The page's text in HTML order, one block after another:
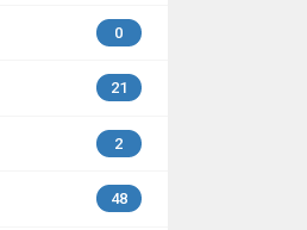
0
21
2
48